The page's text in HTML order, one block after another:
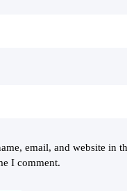
email, and website in
I comment.